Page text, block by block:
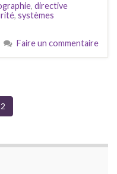
, directive
, systèmes
Faire un commentaire
2